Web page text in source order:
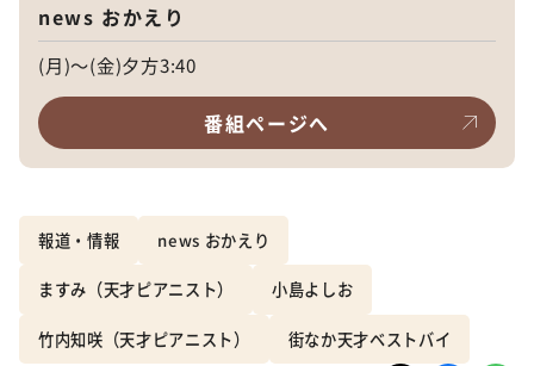
news おかえり
(月)～(金)夕方3:40
番組ページへ
報道・情報 news おかえり
ますみ（天才ピアニスト） 小島よしお
竹内知咲（天才ピアニスト） 街なか天才ベストバイ